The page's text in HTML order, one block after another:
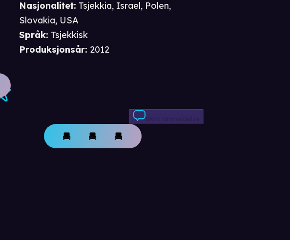
Skriv anmeldelse
Nasjonalitet: Tsjekkia, Israel, Polen,
Slovakia, USA
Språk: Tsjekkisk
Produksjonsår: 2012